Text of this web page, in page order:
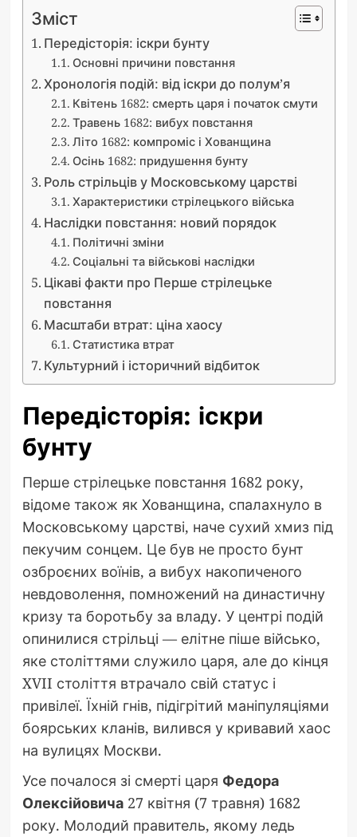
Зміст
Передісторія: іскри бунту
Основні причини повстання
Хронологія подій: від іскри до полум’я
Квітень 1682: смерть царя і початок смути
Травень 1682: вибух повстання
Літо 1682: компроміс і Хованщина
Осінь 1682: придушення бунту
Роль стрільців у Московському царстві
Характеристики стрілецького війська
Наслідки повстання: новий порядок
Політичні зміни
Соціальні та військові наслідки
Цікаві факти про Перше стрілецьке
повстання
Масштаби втрат: ціна хаосу
Статистика втрат
Культурний і історичний відбиток
Передісторія: іскри
бунту
Перше стрілецьке повстання 1682 року,
відоме також як Хованщина, спалахнуло в
Московському царстві, наче сухий хмиз під
пекучим сонцем. Це був не просто бунт
озброєних воїнів, а вибух накопиченого
невдоволення, помножений на династичну
кризу та боротьбу за владу. У центрі подій
опинилися стрільці — елітне піше військо,
яке століттями служило царя, але до кінця
XVII століття втрачало свій статус і
привілеї. Їхній гнів, підігрітий маніпуляціями
боярських кланів, вилився у кривавий хаос
на вулицях Москви.
Усе почалося зі смерті царя Федора
Олексійовича27 квітня (7 травня) 1682
року. Молодий правитель, якому ледь